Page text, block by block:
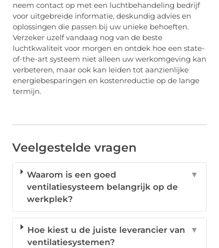
neem contact op met een luchtbehandeling bedrijf
voor uitgebreide informatie, deskundig advies en
oplossingen die passen bij uw unieke behoeften.
Verzeker uzelf vandaag nog van de beste
luchtkwaliteit voor morgen en ontdek hoe een state-
of-the-art systeem niet alleen uw werkomgeving kan
verbeteren, maar ook kan leiden tot aanzienlijke
energiebesparingen en kostenreductie op de lange
termijn.
Veelgestelde vragen
Waarom is een goed
ventilatiesysteem belangrijk op de
werkplek?
▼
Hoe kiest u de juiste leverancier van
ventilatiesystemen?
▼